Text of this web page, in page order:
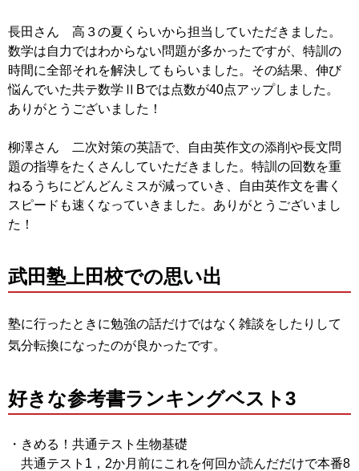
長田さん 高３の夏くらいから担当していただきました。
数学は自力ではわからない問題が多かったですが、 特訓の
時間に全部それを解決してもらいました。その結果、 伸び
悩んでいた共テ数学ⅡBでは点数が40点アップしました。
ありがとうございました！
柳澤さん 二次対策の英語で、
自由英作文の添削や長文問
題の指導をたくさんしていただきました 。特訓の回数を重
ねるうちにどんどんミスが減っていき、
自由英作文を書く
スピードも速くなっていきました。 ありがとうございまし
た！
武田塾上田校での思い出
塾に行ったときに勉強の話だけではなく雑談をしたりして
気分転換になったのが良かったです。
好きな参考書ランキングベスト3
・きめる！共通テスト生物基礎
共通テスト1， 2か月前にこれを何回か読んだだけで本番8